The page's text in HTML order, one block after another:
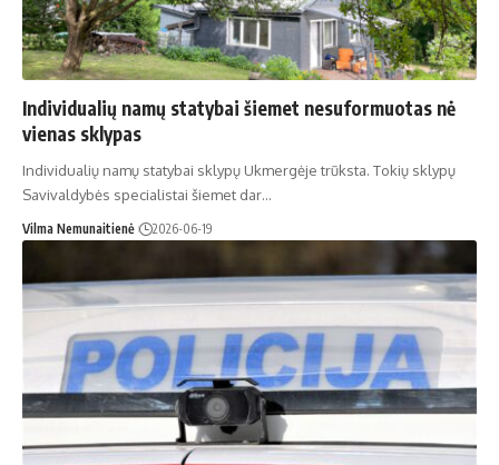
Individualių namų statybai šiemet nesuformuotas nė
vienas sklypas
Individualių namų statybai sklypų Ukmergėje trūksta. Tokių sklypų
Savivaldybės specialistai šiemet dar…
Vilma Nemunaitienė 2026-06-19